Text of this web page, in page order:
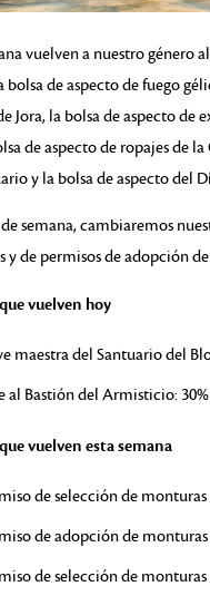
vuelven a nuestro género
bolsa de aspecto de fuego
Jora, la bolsa de aspecto de
de aspecto de ropajes de
y la bolsa de aspecto del
semana, cambiaremos
y de permisos de adopción
vuelven hoy
maestra del Santuario del
al Bastión del Armisticio:
vuelven esta semana
de selección de
de adopción de monturas
de selección de